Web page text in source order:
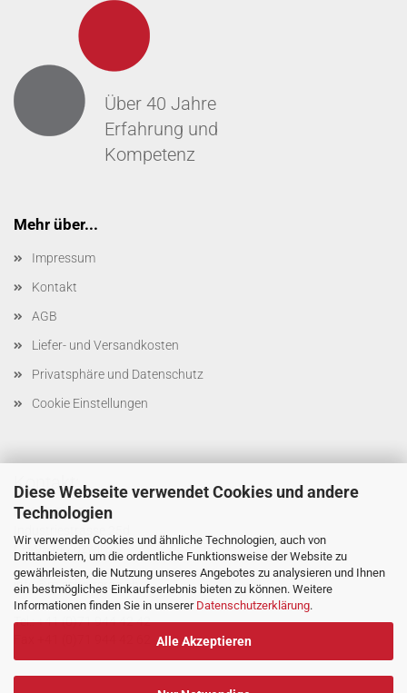
Diese Webseite verwendet Cookies und andere
Technologien
Wir verwenden Cookies und ähnliche Technologien, auch von
Drittanbietern, um die ordentliche Funktionsweise der Website zu
gewährleisten, die Nutzung unseres Angebotes zu analysieren und Ihnen
ein bestmögliches Einkaufserlebnis bieten zu können. Weitere
Informationen finden Sie in unserer Datenschutzerklärung.
Alle Akzeptieren
Über 40 Jahre
Erfahrung und
Kompetenz
Mehr über...
Impressum
Kontakt
AGB
Liefer- und Versandkosten
Privatsphäre und Datenschutz
Cookie Einstellungen
Kontakt:
M. SCHERRER AG
CH-9524 Zuzwil SG
info@m-scherrerag.ch
Tel.: +41 (0)71 944 42 42